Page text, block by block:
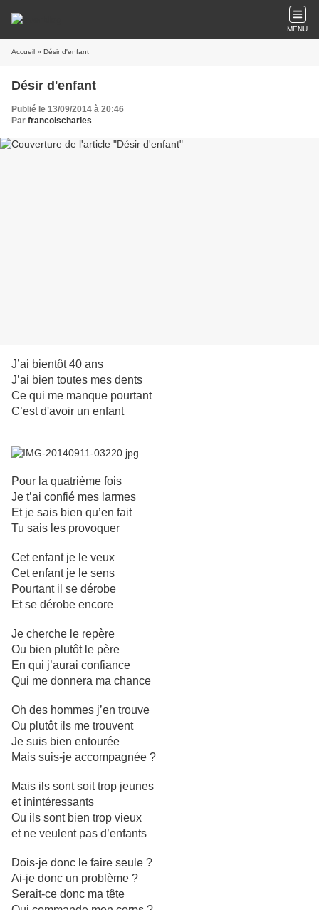
MENU
Accueil » Désir d'enfant
Désir d'enfant
Publié le 13/09/2014 à 20:46
Par francoischarles
J’ai bientôt 40 ans
J’ai bien toutes mes dents
Ce qui me manque pourtant
C’est d'avoir un enfant
Pour la quatrième fois
Je t’ai confié mes larmes
Et je sais bien qu’en fait
Tu sais les provoquer
Cet enfant je le veux
Cet enfant je le sens
Pourtant il se dérobe
Et se dérobe encore
Je cherche le repère
Ou bien plutôt le père
En qui j’aurai confiance
Qui me donnera ma chance
Oh des hommes j’en trouve
Ou plutôt ils me trouvent
Je suis bien entourée
Mais suis-je accompagnée ?
Mais ils sont soit trop jeunes
et inintéressants
Ou ils sont bien trop vieux
et ne veulent pas d’enfants
Dois-je donc le faire seule ?
Ai-je donc un problème ?
Serait-ce donc ma tête